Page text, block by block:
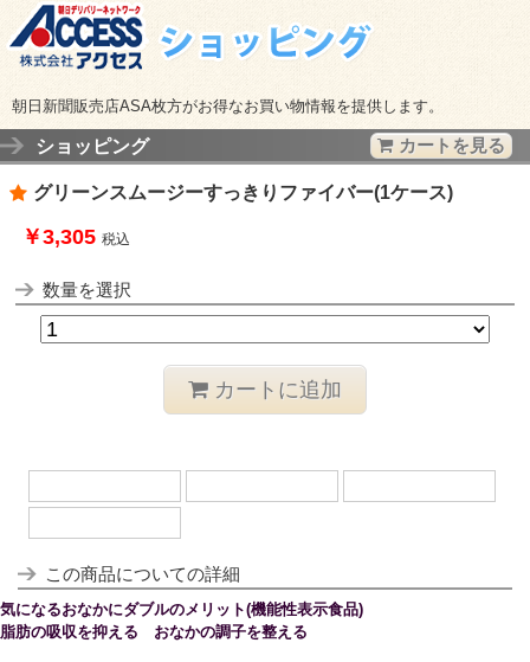
朝日新聞販売店ASA枚方がお得なお買い物情報を提供します。
ショッピング カートを見る
グリーンスムージーすっきりファイバー(1ケース)
￥3,305 税込
数量を選択
カートに追加
この商品についての詳細
気になるおなかにダブルのメリット(機能性表示食品)
脂肪の吸収を抑える おなかの調子を整える